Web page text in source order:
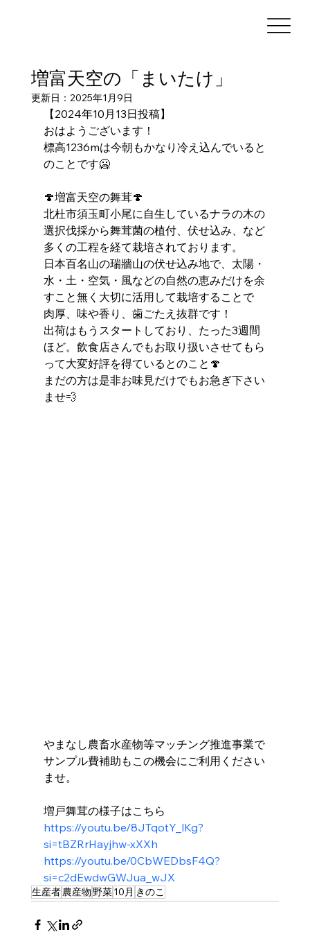
増富天空の「まいたけ」
更新日： 2025年1月9日
【2024年10月13日投稿】
おはようございます！
標高1236mは今朝もかなり冷え込んでいると
のことです🥶
🍄増富天空の舞茸🍄
北杜市須玉町小尾に自生しているナラの木の
選択伐採から舞茸菌の植付、伏せ込み、など
多くの工程を経て栽培されております。
日本百名山の瑞牆山の伏せ込み地で、太陽・
水・土・空気・風などの自然の恵みだけを余
すこと無く大切に活用して栽培することで
肉厚、味や香り、歯ごたえ抜群です！
出荷はもうスタートしており、たった3週間
ほど。飲食店さんでもお取り扱いさせてもら
って大変好評を得ているとのこと🍄
まだの方は是非お味見だけでもお急ぎ下さい
ませ💨
やまなし農畜水産物等マッチング推進事業で
サンプル費補助もこの機会にご利用ください
ませ。
増戸舞茸の様子はこちら
https://youtu.be/8JTqotY_lKg?
si=tBZRrHayjhw-xXXh
https://youtu.be/0CbWEDbsF4Q?
si=c2dEwdwGWJua_wJX
生産者農産物野菜10月 きのこ